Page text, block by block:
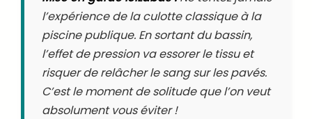
l’expérience de la culotte classique à la
piscine publique. En sortant du bassin,
l’effet de pression va essorer le tissu et
risquer de relâcher le sang sur les pavés.
C’est le moment de solitude que l’on veut
absolument vous éviter !